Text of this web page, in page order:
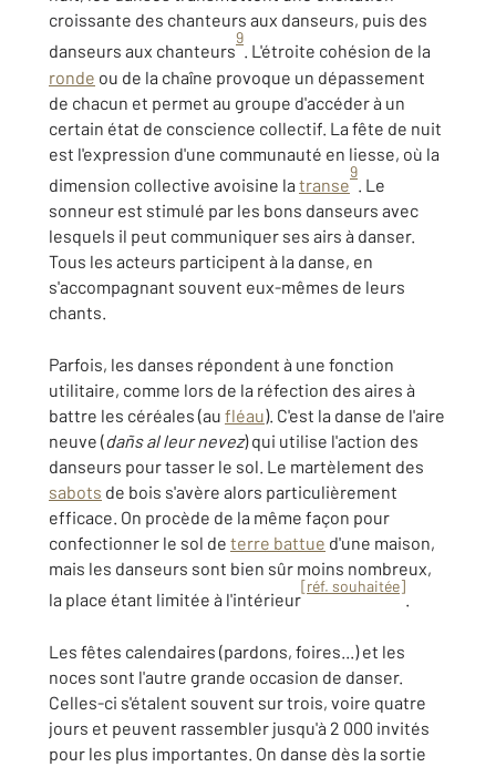
croissante des chanteurs aux danseurs, puis des
danseurs aux chanteurs
9
. L'étroite cohésion de la
ronde ou de la chaîne provoque un dépassement
de chacun et permet au groupe d'accéder à un
certain état de conscience collectif. La fête de nuit
est l'expression d'une communauté en liesse, où la
dimension collective avoisine la transe
9
. Le
sonneur est stimulé par les bons danseurs avec
lesquels il peut communiquer ses airs à danser.
Tous les acteurs participent à la danse, en
s'accompagnant souvent eux-mêmes de leurs
chants.
Parfois, les danses répondent à une fonction
utilitaire, comme lors de la réfection des aires à
battre les céréales (au fléau). C'est la danse de l'aire
neuve (dañs al leur nevez) qui utilise l'action des
danseurs pour tasser le sol. Le martèlement des
sabots de bois s'avère alors particulièrement
efficace. On procède de la même façon pour
confectionner le sol de terre battue d'une maison,
mais les danseurs sont bien sûr moins nombreux,
la place étant limitée à l'intérieur
[réf. souhaitée]
.
Les fêtes calendaires (pardons, foires...) et les
noces sont l'autre grande occasion de danser.
Celles-ci s'étalent souvent sur trois, voire quatre
jours et peuvent rassembler jusqu'à 2 000 invités
pour les plus importantes. On danse dès la sortie